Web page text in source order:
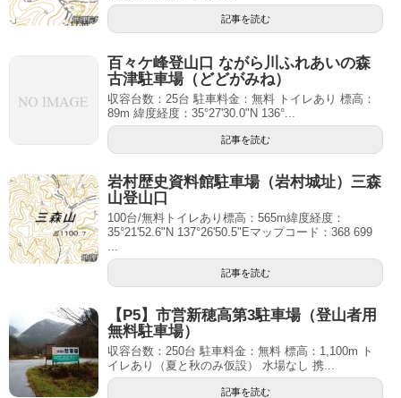
記事を読む
百々ケ峰登山口 ながら川ふれあいの森
古津駐車場（どどがみね）
収容台数：25台 駐車料金：無料 トイレあり 標高：
89m 緯度経度：35°27'30.0"N 136°...
記事を読む
岩村歴史資料館駐車場（岩村城址）三森
山登山口
100台/無料トイレあり標高：565m緯度経度：
35°21'52.6"N 137°26'50.5"Eマップコード：368 699
記事を読む
【P5】市営新穂高第3駐車場（登山者用
無料駐車場）
収容台数：250台 駐車料金：無料 標高：1,100m ト
イレあり（夏と秋のみ仮設） 水場なし 携...
記事を読む